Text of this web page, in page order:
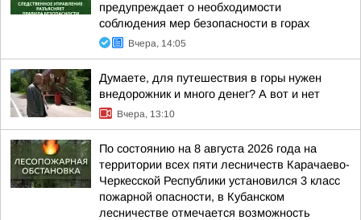
предупреждает о необходимости
соблюдения мер безопасности в горах
Вчера, 14:05
Думаете, для путешествия в горы нужен
внедорожник и много денег? А вот и нет
Вчера, 13:10
По состоянию на 8 августа 2026 года на
территории всех пяти лесничеств Карачаево-
Черкесской Республики установился 3 класс
пожарной опасности, в Кубанском
лесничестве отмечается возможность